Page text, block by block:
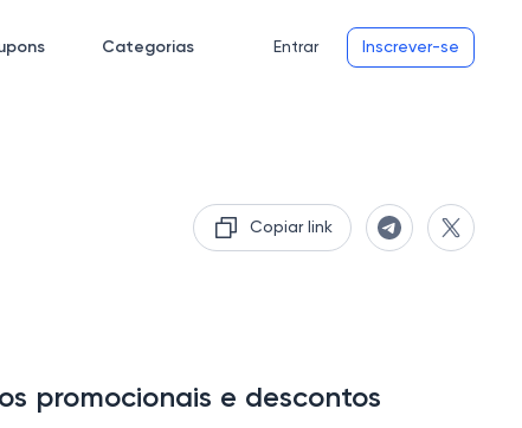
Categorias Entrar Inscrever-se
Copiar link
promocionais e descontos